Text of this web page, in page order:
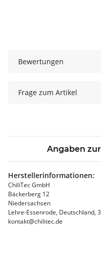
Bewertungen
Frage zum Artikel
Angaben
Herstellerinformationen:
ChiliTec GmbH
Bäckerberg 12
Niedersachsen
Lehre-Essenrode, Deutschland,
kontakt@chilitec.de